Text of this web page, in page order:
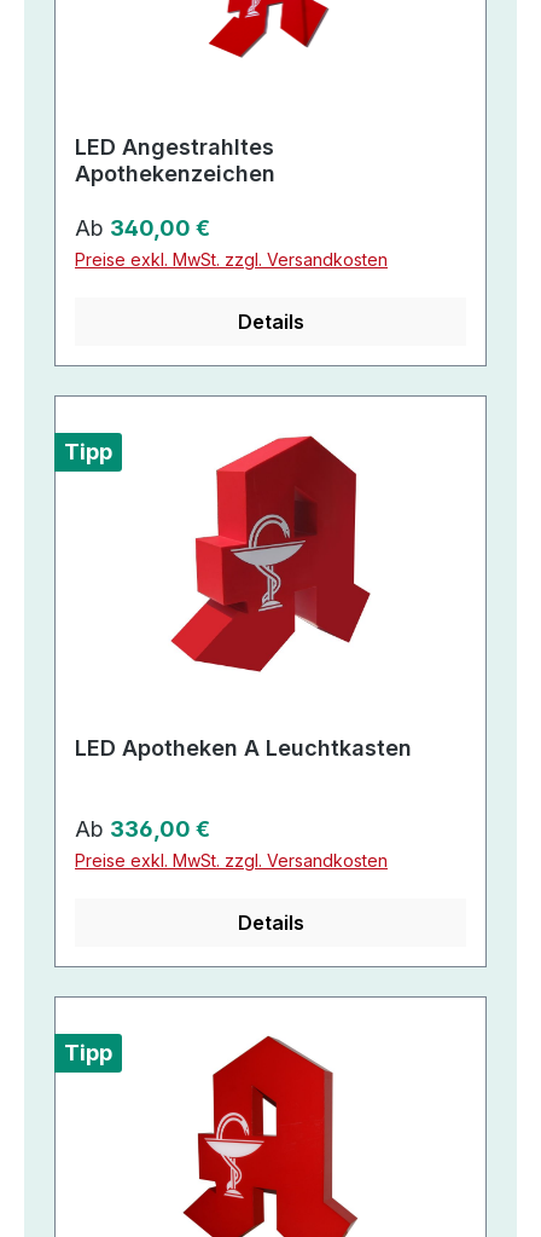
LED Angestrahltes
Apothekenzeichen
Regulärer Preis:
Ab 340,00 €
Preise exkl. MwSt. zzgl. Versandkosten
Details
Tipp
LED Apotheken A Leuchtkasten
Regulärer Preis:
Ab 336,00 €
Preise exkl. MwSt. zzgl. Versandkosten
Details
Tipp